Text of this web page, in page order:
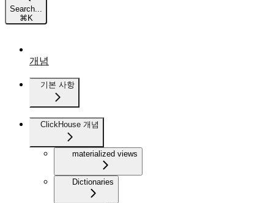
Search...
⌘ K
개념
기본 사항
ClickHouse 개념
materialized views
Dictionaries